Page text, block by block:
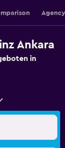
Ankara
in